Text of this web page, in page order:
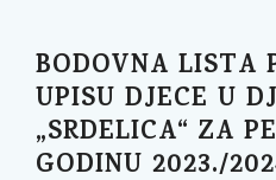
BODOVNA LISTA
UPISU DJECE U
„SRDELICA“ ZA
GODINU 2023./